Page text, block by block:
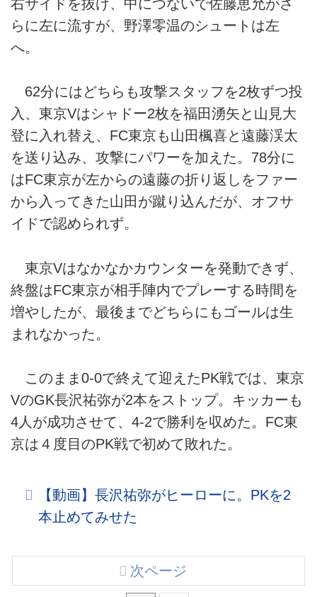
右サイドを抜け、中につないで佐藤恵允がさ
らに左に流すが、野澤零温のシュートは左
へ。
62分にはどちらも攻撃スタッフを2枚ずつ投
入、東京Vはシャドー2枚を福田湧矢と山見大
登に入れ替え、FC東京も山田楓喜と遠藤渓太
を送り込み、攻撃にパワーを加えた。78分に
はFC東京が左からの遠藤の折り返しをファー
から入ってきた山田が蹴り込んだが、オフサ
イドで認められず。
東京Vはなかなかカウンターを発動できず、
終盤はFC東京が相手陣内でプレーする時間を
増やしたが、最後までどちらにもゴールは生
まれなかった。
このまま0-0で終えて迎えたPK戦では、東京
VのGK長沢祐弥が2本をストップ。キッカーも
4人が成功させて、4-2で勝利を収めた。FC東
京は４度目のPK戦で初めて敗れた。
【動画】長沢祐弥がヒーローに。PKを2
本止めてみせた
次ページ